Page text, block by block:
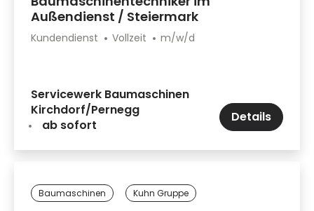
Außendienst / Steiermark
Kundendienst Vollzeit m/w/d
Servicewerk Baumaschinen
Kirchdorf/Pernegg
ab sofort
Details
Baumaschinen Kuhn Gruppe